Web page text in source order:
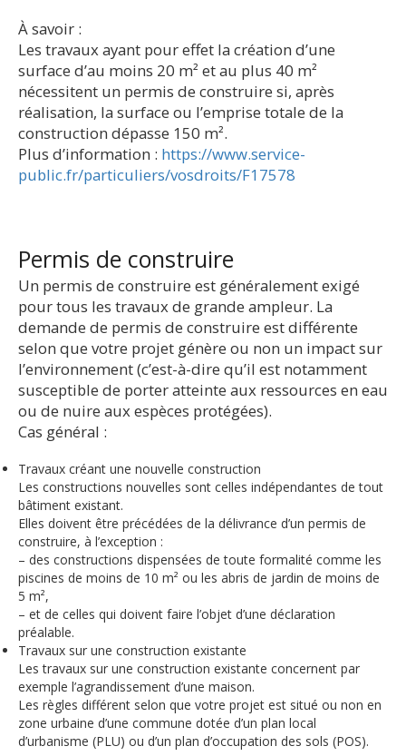
À savoir :
Les travaux ayant pour effet la création d’une
surface d’au moins 20 m² et au plus 40 m²
nécessitent un permis de construire si, après
réalisation, la surface ou l’emprise totale de la
construction dépasse 150 m².
Plus d’information : https://www.service-
public.fr/particuliers/vosdroits/F17578
Permis de construire
Un permis de construire est généralement exigé
pour tous les travaux de grande ampleur. La
demande de permis de construire est différente
selon que votre projet génère ou non un impact sur
l’environnement (c’est-à-dire qu’il est notamment
susceptible de porter atteinte aux ressources en eau
ou de nuire aux espèces protégées).
Cas général :
Travaux créant une nouvelle construction
Les constructions nouvelles sont celles indépendantes de tout
bâtiment existant.
Elles doivent être précédées de la délivrance d’un permis de
construire, à l’exception :
– des constructions dispensées de toute formalité comme les
piscines de moins de 10 m² ou les abris de jardin de moins de
5 m²,
– et de celles qui doivent faire l’objet d’une déclaration
préalable.
Travaux sur une construction existante
Les travaux sur une construction existante concernent par
exemple l’agrandissement d’une maison.
Les règles différent selon que votre projet est situé ou non en
zone urbaine d’une commune dotée d’un plan local
d’urbanisme (PLU) ou d’un plan d’occupation des sols (POS).